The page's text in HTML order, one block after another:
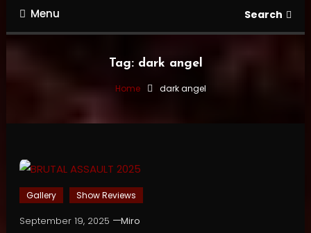
Menu Search
Tag: dark angel
Home dark angel
Gallery Show Reviews
September 19, 2025
Miro